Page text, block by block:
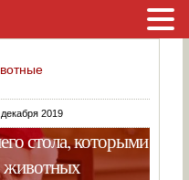
2019
стола, которыми
животных